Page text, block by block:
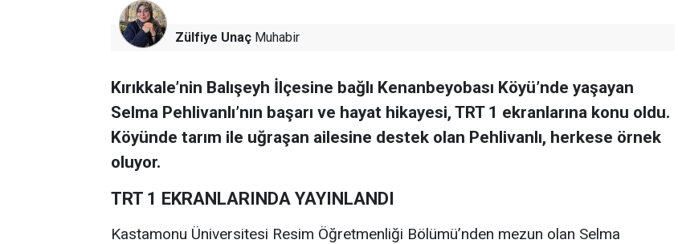
Zülfiye Unaç Muhabir
Kırıkkale’nin Balışeyh İlçesine bağlı Kenanbeyobası Köyü’nde yaşayan
Selma Pehlivanlı’nın başarı ve hayat hikayesi, TRT 1 ekranlarına konu oldu.
Köyünde tarım ile uğraşan ailesine destek olan Pehlivanlı, herkese örnek
oluyor.
TRT 1 EKRANLARINDA YAYINLANDI
Kastamonu Üniversitesi Resim Öğretmenliği Bölümü’nden mezun olan Selma